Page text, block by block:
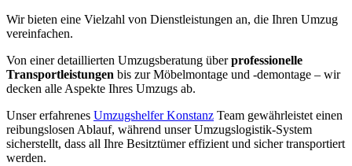
Wir bieten eine Vielzahl von Dienstleistungen an, die Ihren Umzug
vereinfachen.
Von einer detaillierten Umzugsberatung überprofessionelle
Transportleistungen bis zur Möbelmontage und -demontage – wir
decken alle Aspekte Ihres Umzugs ab.
Unser erfahrenes Umzugshelfer Konstanz Team gewährleistet einen
reibungslosen Ablauf, während unser Umzugslogistik-System
sicherstellt, dass all Ihre Besitztümer effizient und sicher transportiert
werden.